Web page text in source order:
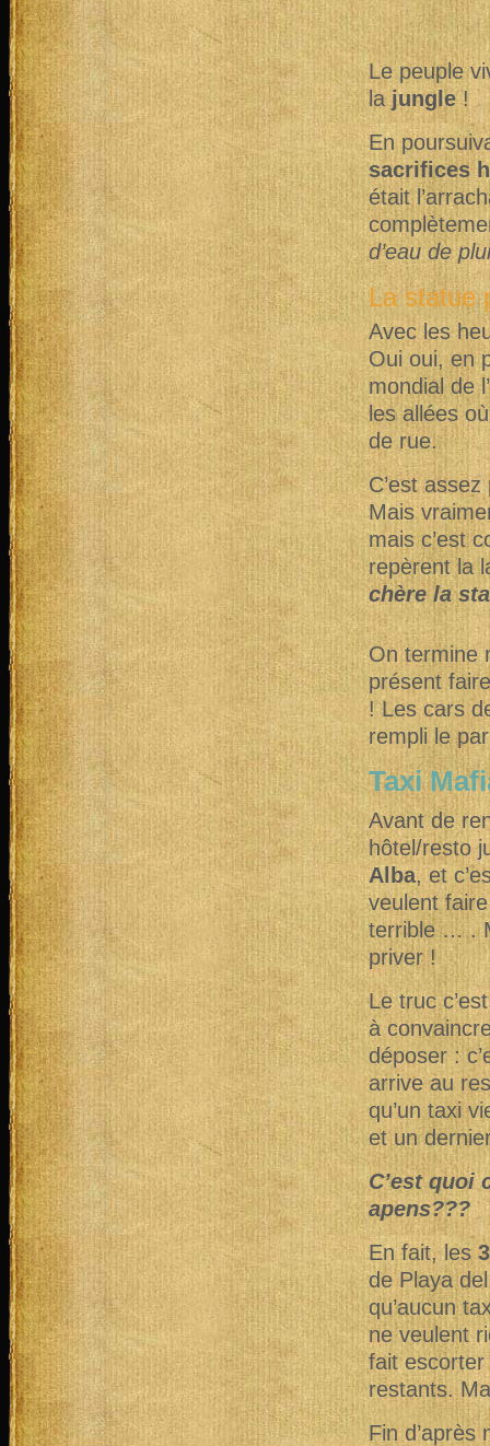
Le peuple
lajungle!
En
sacrifices
était
d’eau de
La statue
Avec les
Oui oui, en
mondial de l’
les allées
de rue.
C’est
Mais
mais c’est
repèrent la
chère la
On termine
présent
! Les cars
rempli le
Taxi
Avant de
hôtel/resto
Alba, et
veulent
terrible … .
priver !
Le truc
à
déposer :
arrive au
qu’un taxi
et un
C’est quoi
apens???
En fait, les
de Playa
qu’aucun
ne veulent
fait
restants.
Fin